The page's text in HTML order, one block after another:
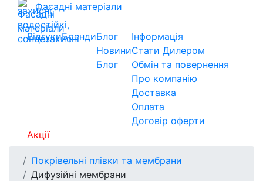
Фасадні матеріали
ВідгукиБрендиБлог
Новини
Блог
Інформація
Стати Дилером
Обмін та повернення
Про компанію
Доставка
Оплата
Договір оферти
Акції
Покрівельні плівки та мембрани
Дифузійні мембрани